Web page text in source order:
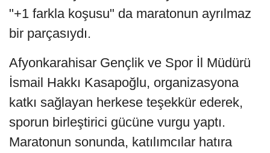
"+1 farkla koşusu" da maratonun ayrılmaz
bir parçasıydı.
Afyonkarahisar Gençlik ve Spor İl Müdürü
İsmail Hakkı Kasapoğlu, organizasyona
katkı sağlayan herkese teşekkür ederek,
sporun birleştirici gücüne vurgu yaptı.
Maratonun sonunda, katılımcılar hatıra